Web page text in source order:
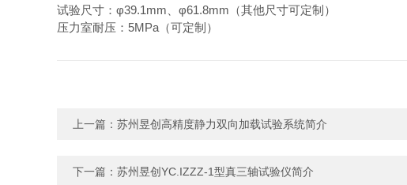
试验尺寸：φ39.1mm、φ61.8mm（其他尺寸可定制）
压力室耐压： 5MPa（可定制 ）
上一篇： 苏州昱创高精度静力双向加载试验系统简介
下一篇： 苏州昱创YC.IZZZ-1型真三轴试验仪简介